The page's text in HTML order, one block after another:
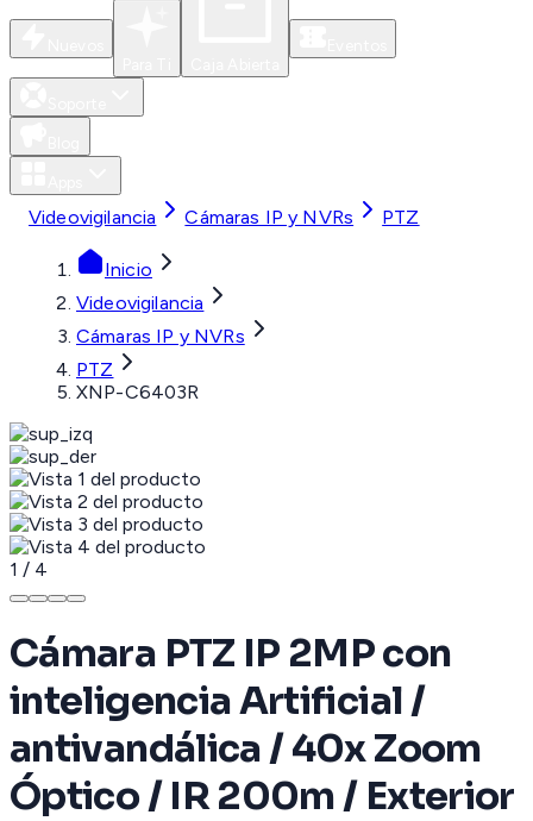
Videovigilancia Cámaras IP y NVRs PTZ
Inicio
Videovigilancia
Cámaras IP y NVRs
PTZ
XNP-C6403R
1 / 4
Cámara PTZ IP 2MP con
inteligencia Artificial /
antivandálica / 40x Zoom
Óptico / IR 200m / Exterior